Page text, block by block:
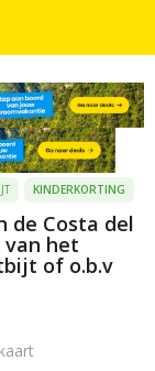
KINDERKORTING
de Costa del
van het
of o.b.v